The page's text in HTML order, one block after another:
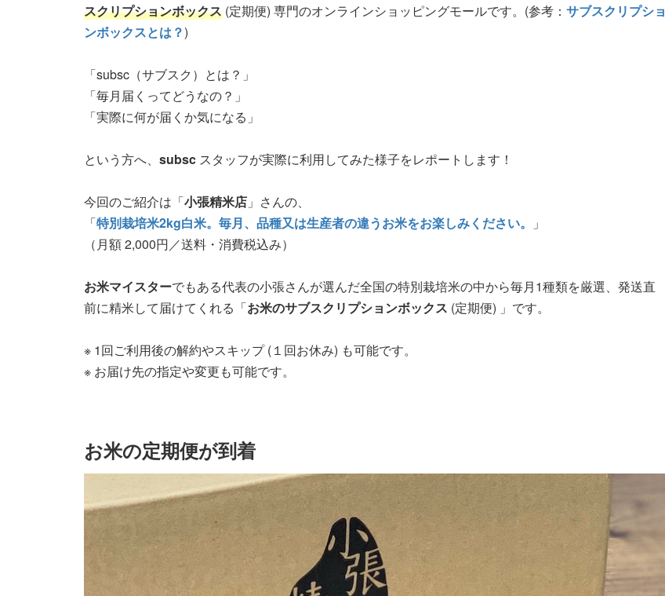
スクリプションボックス (定期便) 専門のオンラインショッピングモールです。(参考： サブスクリプショ
ンボックスとは？)
「subsc（サブスク）とは？」
「毎月届くってどうなの？」
「実際に何が届くか気になる」
という方へ、 subsc スタッフが実際に利用してみた様子をレポートします！
今回のご紹介は「小張精米店 」さんの、
「特別栽培米2kg白米。毎月、品種又は生産者の違うお米をお楽しみください。
」
（月額 2,000円／送料・消費税込み）
お米マイスターでもある代表の小張さんが選んだ全国の特別栽培米の中から毎月1種類を厳選、発送直
前に精米して届けてくれる「お米のサブスクリプションボックス (定期便) 」です。
※ 1回ご利用後の解約やスキップ (１回お休み) も可能です。
※ お届け先の指定や変更も可能です。
お米の定期便が到着